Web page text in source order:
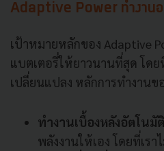
Adaptive Power ทำงานอ
เป้าหมายหลักของ Adaptive
แบตเตอรี่ให้ยาวนานที่สุด โด
เปลี่ยนแปลง หลักการทำงานข
ทำงานเบื้องหลังอัตโนมั
พลังงานให้เอง โดยที่เรา